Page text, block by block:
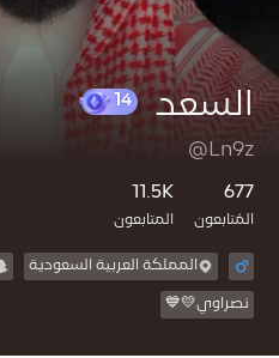
السعد
@Ln9z
677
المُتابعون
11.5K
المتابعون
المملكة العربية السعودية
نصراوي💛💙